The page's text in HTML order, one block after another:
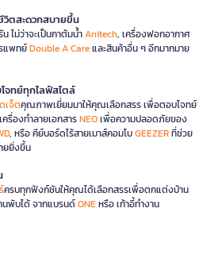
วิตสะดวกสบายขึ้น
ไม่ว่าจะเป็นกาต้มน้ำAnitech, เครื่องฟอกอากาศ
แพทย์Double A Careและสินค้าอื่น ๆ อีกมากมาย
จทย์ทุกไลฟ์สไตล์
เจ็ตคุณภาพเยี่ยมมาให้คุณเลือกสรร เพื่อตอบโจทย์
รื่องทำลายเอกสารNEOเพื่อความปลอดภัยของ
, หรือ คีย์บอร์ดไร้สายเมาส์คอมโบGEEZERที่ช่วย
ยยิ่งขึ้น
ครบทุกฟังก์ชันให้คุณได้เลือกสรรเพื่อตกแต่งบ้าน
านพับได้ จากแบรนด์ONEหรือ เก้าอี้ทำงาน